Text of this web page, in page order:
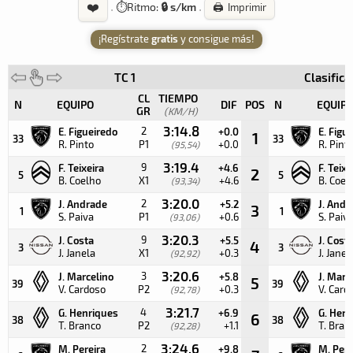
❤️ · ⏱️Ritmo: 🔒 s/km · 🖨️ Imprimir
¡Regístrategratis y consigue más!
TC 1
N EQUIPO
CL
GR
TIEMPO
(KM/H) DIF POS N EQUIPO
33
E. Figueiredo
R. Pinto
2
P1
3:14.8
(95,54)
+0.0
+0.0 1 33
E.
R. Pinto
5
F. Teixeira
B. Coelho
9
X1
3:19.4
(93,34)
+4.6
+4.6 2 5
F.
B.
1
J. Andrade
S. Paiva
2
P1
3:20.0
(93,06)
+5.2
+0.6 3 1
J.
S. Paiva
3
J. Costa
J. Janela
9
X1
3:20.3
(92,92)
+5.5
+0.3 4 3
J. Costa
J.
39
J. Marcelino
V. Cardoso
3
P2
3:20.6
(92,78)
+5.8
+0.3 5 39
J.
V.
38
G. Henriques
T. Branco
4
P2
3:21.7
(92,28)
+6.9
+1.1 6 38
G.
T.
M. Pereira
2
3:24.6 +9.8 M.